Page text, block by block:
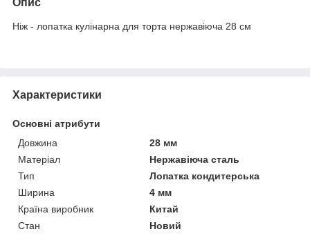
Ніж - лопатка кулінарна для торта нержавіюча 28 см
Характеристики
Основні атрибути
Довжина
28 мм
Матеріал
Нержавіюча сталь
Тип
Лопатка кондитерська
Ширина
4 мм
Країна виробник
Китай
Стан
Новий